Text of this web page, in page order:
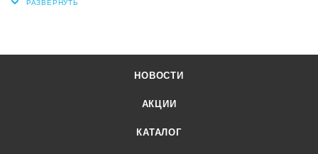
НОВОСТИ
АКЦИИ
КАТАЛОГ